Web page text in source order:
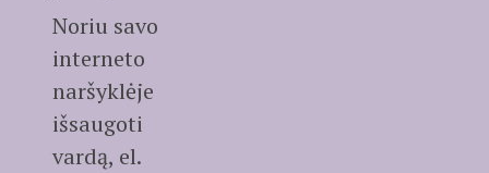
Noriu savo
interneto
naršyklėje
išsaugoti
vardą, el.